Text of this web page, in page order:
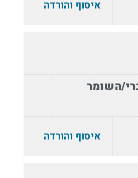
איסוף והורדה
השומר
איסוף והורדה